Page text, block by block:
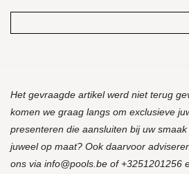
Aanbiedingen
Het gevraagde artikel werd niet terug
komen we graag langs om exclusieve
presenteren die aansluiten bij uw
juweel op maat? Ook daarvoor
ons via info@pools.be of +3251201256